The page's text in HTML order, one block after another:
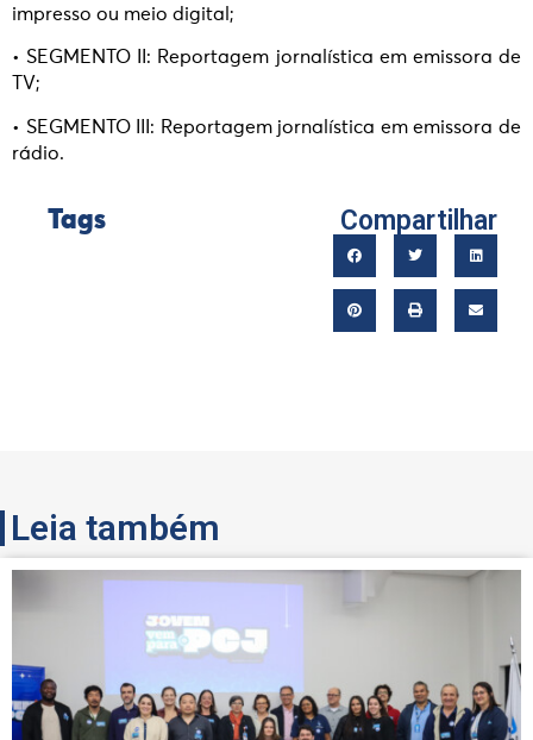
impresso ou meio digital;
• SEGMENTO II: Reportagem jornalística em emissora de
TV;
• SEGMENTO III: Reportagem jornalística em emissora de
rádio.
Tags Compartilhar
Leia também